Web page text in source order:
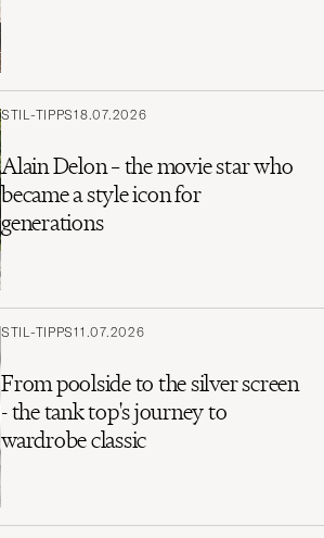
STIL-TIPPS18.07.2026
Alain Delon – the movie star who
became a style icon for
generations
STIL-TIPPS11.07.2026
From poolside to the silver screen
- the tank top's journey to
wardrobe classic